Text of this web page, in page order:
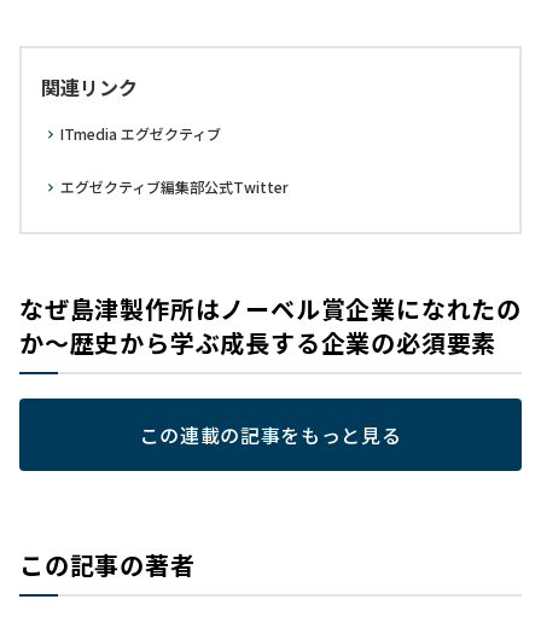
関連リンク
ITmedia エグゼクティブ
エグゼクティブ編集部公式Twitter
なぜ島津製作所はノーベル賞企業になれたの
か～歴史から学ぶ成長する企業の必須要素
この連載の記事をもっと見る
この記事の著者